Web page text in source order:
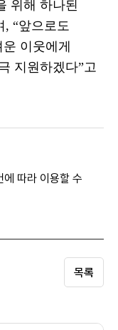
위해 하나된
, “앞으로도
이웃에게
지원하겠다”고
에 따라 이용할 수
목록